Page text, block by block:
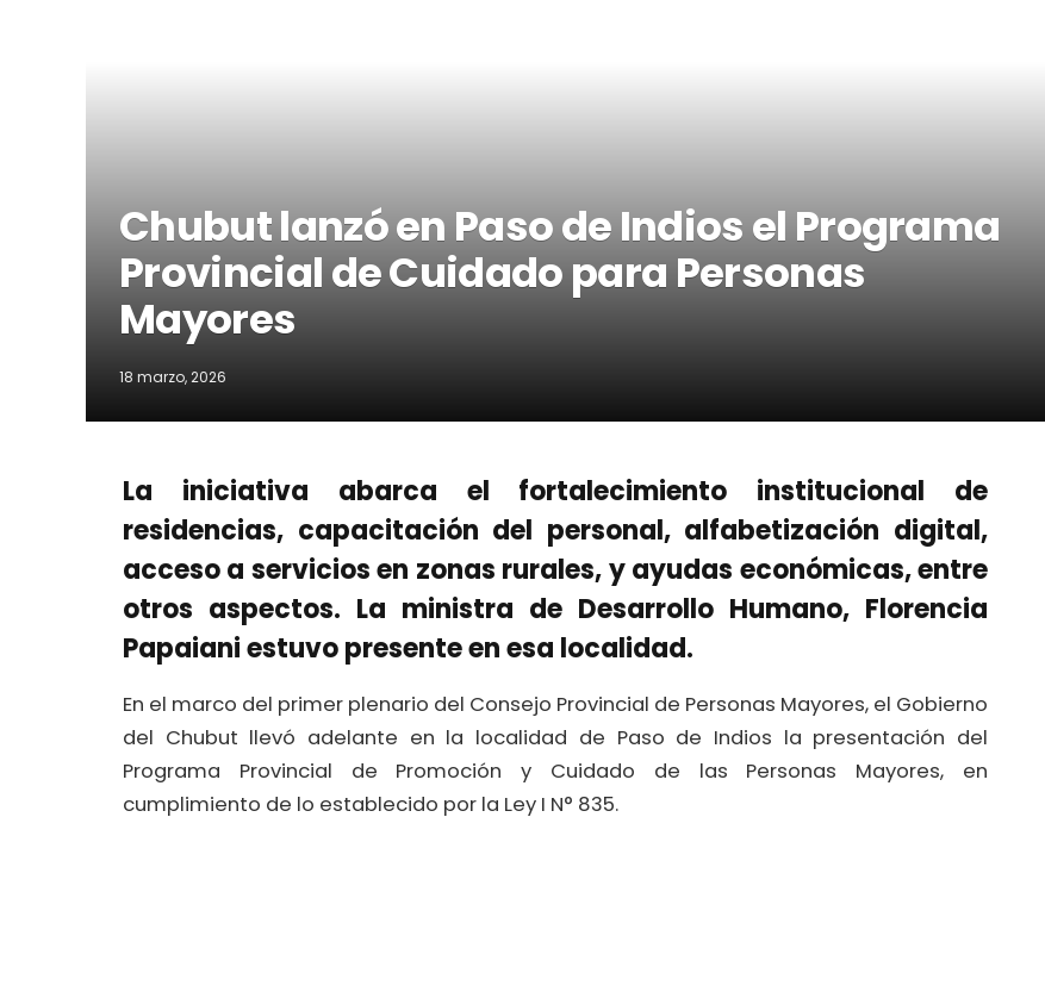
Chubut lanzó en Paso de Indios el Programa
Provincial de Cuidado para Personas
Mayores
18 marzo, 2026
La iniciativa abarca el fortalecimiento institucional de
residencias, capacitación del personal, alfabetización digital,
acceso a servicios en zonas rurales, y ayudas económicas, entre
otros aspectos. La ministra de Desarrollo Humano, Florencia
Papaiani estuvo presente en esa localidad.
En el marco del primer plenario del Consejo Provincial de Personas Mayores, el Gobierno
del Chubut llevó adelante en la localidad de Paso de Indios la presentación del
Programa Provincial de Promoción y Cuidado de las Personas Mayores, en
cumplimiento de lo establecido por la Ley I N° 835.